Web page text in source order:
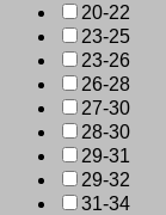
20-22
23-25
23-26
26-28
27-30
28-30
29-31
29-32
31-34